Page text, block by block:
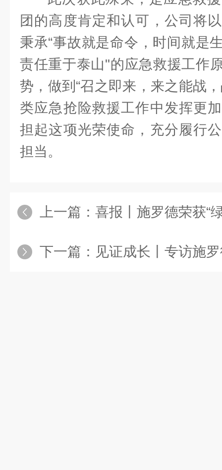
团的高度肯定和认可，公司将
秉承“事故就是命令，时间就是
责任重于泰山"的应急救援工作
势，做到“召之即来，来之能战
类应急抢险救援工作中发挥更
担起这项光荣使命，充分履行
担当。
上一篇： 喜报丨施罗德荣获“绿
下一篇： 见证成长丨专访施罗德